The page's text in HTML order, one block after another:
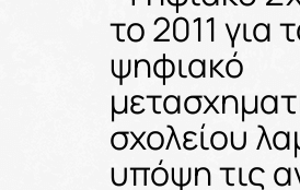
το 2011 για
ψηφιακό
σχολείου
υπόψη τις